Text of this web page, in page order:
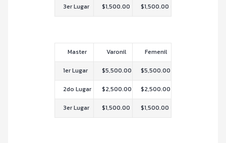
3er Lugar $1,500.00 $1,500.00
Master Varonil Femenil
1er Lugar $5,500.00 $5,500.00
2do Lugar $2,500.00 $2,500.00
3er Lugar $1,500.00 $1,500.00